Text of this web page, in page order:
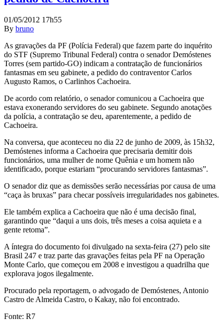
01/05/2012 17h55
By bruno
As gravações da PF (Polícia Federal) que fazem parte do inquérito
do STF (Supremo Tribunal Federal) contra o senador Demóstenes
Torres (sem partido-GO) indicam a contratação de funcionários
fantasmas em seu gabinete, a pedido do contraventor Carlos
Augusto Ramos, o Carlinhos Cachoeira.
De acordo com relatório, o senador comunicou a Cachoeira que
estava exonerando servidores do seu gabinete. Segundo anotações
da polícia, a contratação se deu, aparentemente, a pedido de
Cachoeira.
Na conversa, que aconteceu no dia 22 de junho de 2009, às 15h32,
Demóstenes informa a Cachoeira que precisaria demitir dois
funcionários, uma mulher de nome Quênia e um homem não
identificado, porque estariam “procurando servidores fantasmas”.
O senador diz que as demissões serão necessárias por causa de uma
“caça às bruxas” para checar possíveis irregularidades nos gabinetes.
Ele também explica a Cachoeira que não é uma decisão final,
garantindo que “daqui a uns dois, três meses a coisa aquieta e a
gente retoma”.
A íntegra do documento foi divulgado na sexta-feira (27) pelo site
Brasil 247 e traz parte das gravações feitas pela PF na Operação
Monte Carlo, que começou em 2008 e investigou a quadrilha que
explorava jogos ilegalmente.
Procurado pela reportagem, o advogado de Demóstenes, Antonio
Castro de Almeida Castro, o Kakay, não foi encontrado.
Fonte: R7